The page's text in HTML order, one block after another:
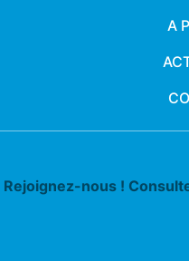
A
Rejoignez-nous !